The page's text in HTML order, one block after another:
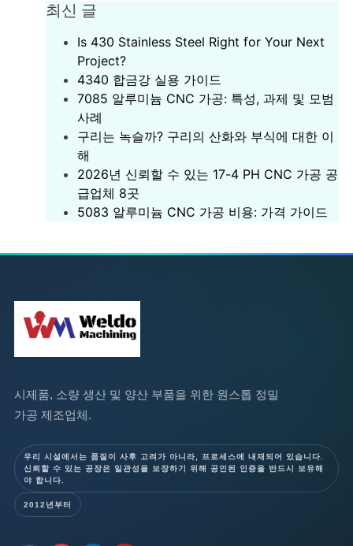
최신 글
Is 430 Stainless Steel Right for Your Next
Project?
‌4340 합금강 실용 가이드‌
7085 알루미늄 CNC 가공: 특성, 과제 및 모범
사례
구리는 녹슬까? 구리의 산화와 부식에 대한 이
해
2026년 신뢰할 수 있는 17-4 PH CNC 가공 공
급업체 8곳
5083 알루미늄 CNC 가공 비용: 가격 가이드
시제품, 소량 생산 및 양산 부품을 위한 원스톱 정밀
가공 제조업체.
우리 시설에서는 품질이 사후 고려가 아니라, 프로세스에 내재되어 있습니다.
신뢰할 수 있는 공장은 일관성을 보장하기 위해 공인된 인증을 반드시 보유해
야 합니다.
2012년부터